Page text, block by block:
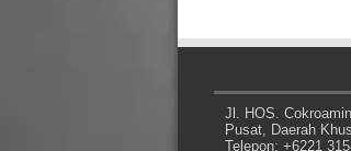
Jl. HOS.
Pusat, Daerah
Telepon: +6221